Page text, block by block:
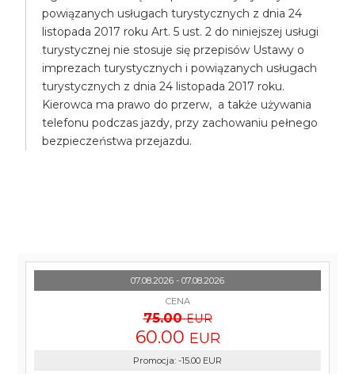
powiązanych usługach turystycznych z dnia 24
listopada 2017 roku Art. 5 ust. 2 do niniejszej usługi
turystycznej nie stosuje się przepisów Ustawy o
imprezach turystycznych i powiązanych usługach
turystycznych z dnia 24 listopada 2017 roku.
Kierowca ma prawo do przerw, a także używania
telefonu podczas jazdy, przy zachowaniu pełnego
bezpieczeństwa przejazdu.
07.08.2026 - 07.08.2026
CENA
75.00 EUR
60.00 EUR
Promocja: -15.00 EUR